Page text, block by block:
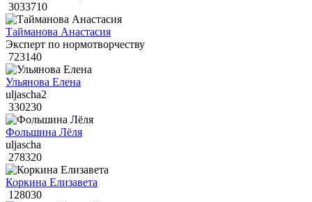
3033710
Тайманова Анастасия
Эксперт по нормотворчеству
723140
Ульянова Елена
uljascha2
330230
Фольшина Лёля
uljascha
278320
Коркина Елизавета
128030